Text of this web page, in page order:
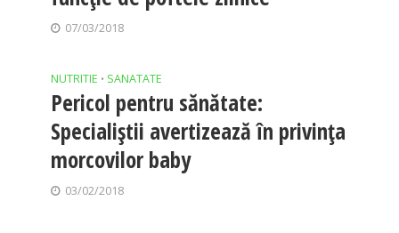
07/03/2018
NUTRITIE • SANATATE
Pericol pentru sănătate:
Specialiştii avertizează în privinţa
morcovilor baby
03/02/2018